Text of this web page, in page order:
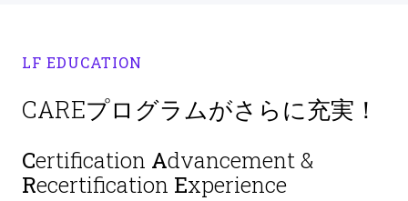
LF EDUCATION
CAREプログラムがさらに充実！
Certification Advancement &
Recertification Experience